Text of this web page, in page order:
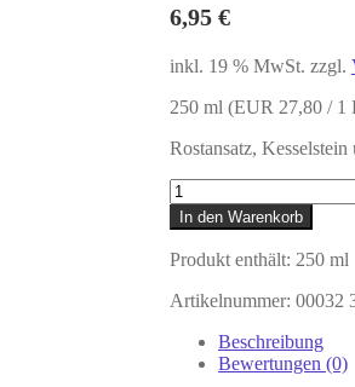
6,95€
inkl. 19 % MwSt. zzgl.
250 ml (EUR 27,80 / 1
Rostansatz,
Kühlerreiniger
250
ml
Menge
In den Warenkorb
Produkt enthält: 250ml
Artikelnummer:00032
Beschreibung
Bewertungen (0)